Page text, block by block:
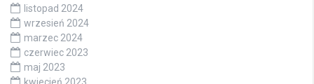
listopad 2024
wrzesień 2024
marzec 2024
czerwiec 2023
maj 2023
kwiecień 2023